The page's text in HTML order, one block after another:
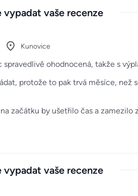
vypadat vaše recenze
Kunovice
ohodnocená, takže s
protože to pak trvá měsíce, než
začátku by ušetřilo čas a
vypadat vaše recenze